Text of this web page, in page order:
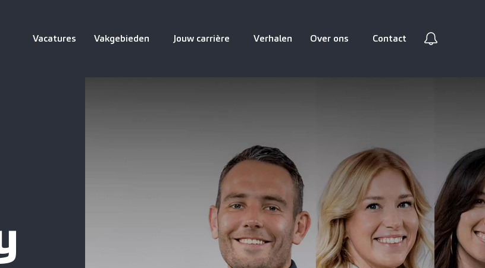
Vacatures Vakgebieden Jouw carrière Verhalen Over ons Contact